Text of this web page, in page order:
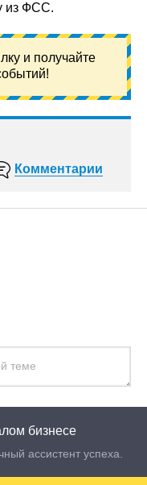
из ФСС.
и получайте
Комментарии
бизнесе
ассистент успеха.